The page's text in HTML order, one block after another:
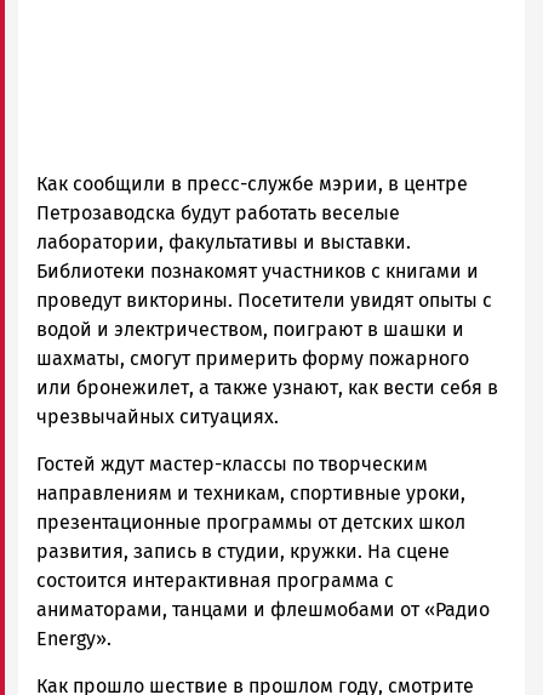
Как сообщили в пресс-службе мэрии, в центре
Петрозаводска будут работать веселые
лаборатории, факультативы и выставки.
Библиотеки познакомят участников с книгами и
проведут викторины. Посетители увидят опыты с
водой и электричеством, поиграют в шашки и
шахматы, смогут примерить форму пожарного
или бронежилет, а также узнают, как вести себя в
чрезвычайных ситуациях.
Гостей ждут мастер-классы по творческим
направлениям и техникам, спортивные уроки,
презентационные программы от детских школ
развития, запись в студии, кружки. На сцене
состоится интерактивная программа с
аниматорами, танцами и флешмобами от «Радио
Energy».
Как прошло шествие в прошлом году, смотрите